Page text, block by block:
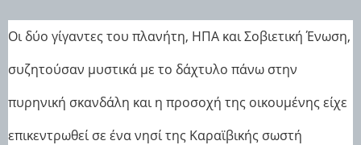
Οι δύο γίγαντες του πλανήτη, ΗΠΑ και Σοβιετική Ένωση,
συζητούσαν μυστικά με το δάχτυλο πάνω στην
πυρηνική σκανδάλη και η προσοχή της οικουμένης είχε
επικεντρωθεί σε ένα νησί της Καραϊβικής σωστή